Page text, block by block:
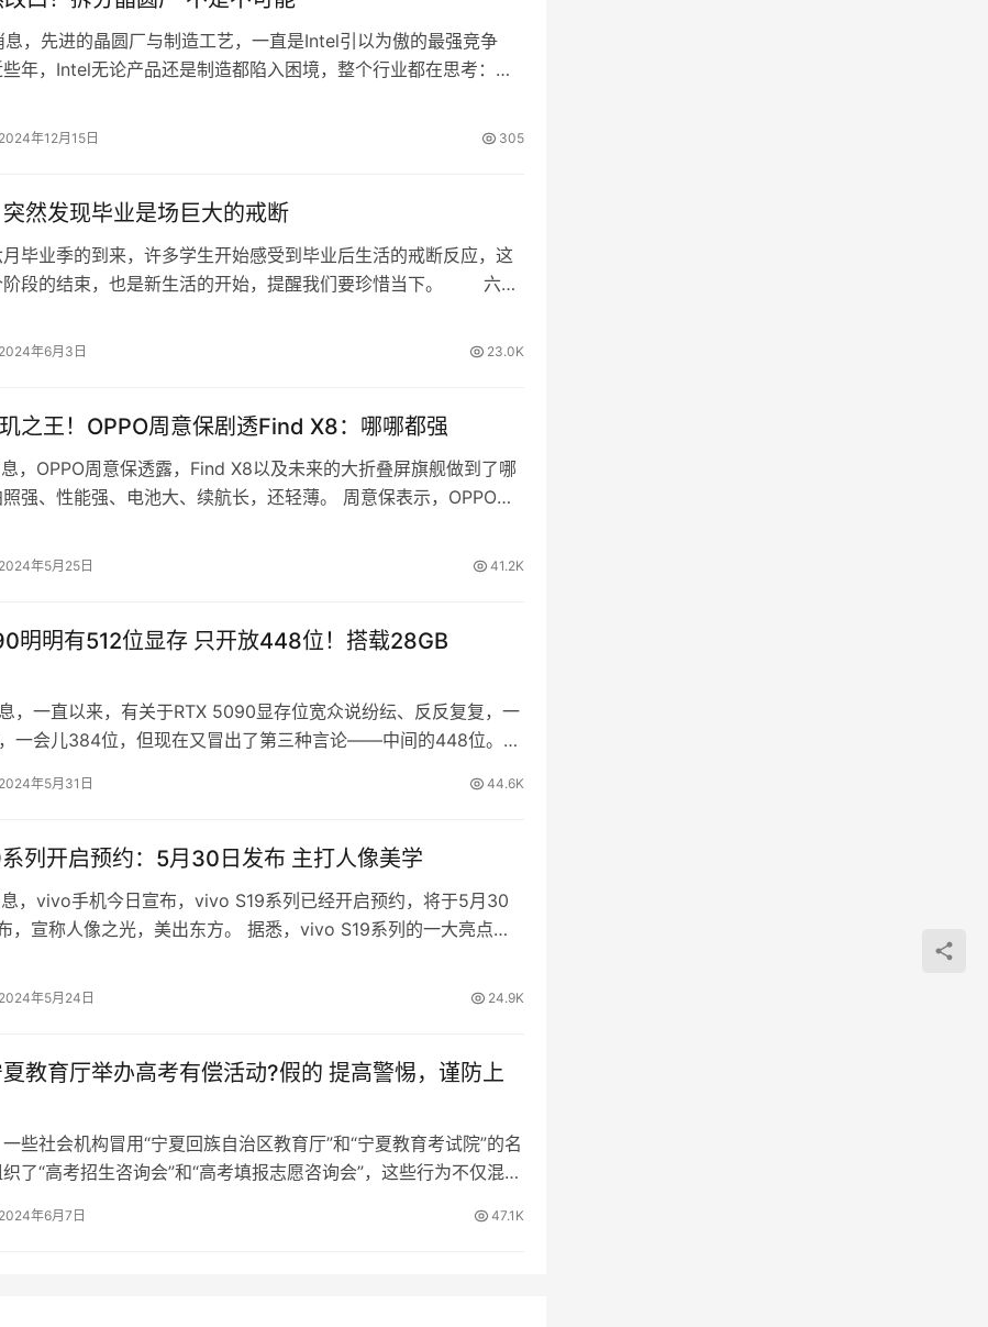
息，先进的晶圆厂与制造工艺，一直是Intel引以为傲的最强竞争
年，Intel无论产品还是制造都陷入困境，整个行业都在思考：
2024年12月15日 305
然发现毕业是场巨大的戒断
业季的到来，许多学生开始感受到毕业后生活的戒断反应，这
阶段的结束，也是新生活的开始，提醒我们要珍惜当下。 六
2024年6月3日 23.0K
之王！OPPO周意保剧透Find X8：哪哪都强
，OPPO周意保透露，Find X8以及未来的大折叠屏旗舰做到了哪
强、性能强、电池大、续航长，还轻薄。 周意保表示，OPPO很
2024年5月25日 41.2K
明明有512位显存 只开放448位！搭载28GB
，一直以来，有关于RTX 5090显存位宽众说纷纭、反反复复，一
一会儿384位，但现在又冒出了第三种言论——中间的448位。
2024年5月31日 44.6K
列开启预约：5月30日发布 主打人像美学
，vivo手机今日宣布，vivo S19系列已经开启预约，将于5月30
，宣称人像之光，美出东方。 据悉，vivo S19系列的一大亮点是
2024年5月24日 24.9K
教育厅举办高考有偿活动?假的 提高警惕，谨防上
社会机构冒用“宁夏回族自治区教育厅”和“宁夏教育考试院”的名
了“高考招生咨询会”和“高考填报志愿咨询会”，这些行为不仅混淆
误导了考生及家长，造成…
2024年6月7日 47.1K